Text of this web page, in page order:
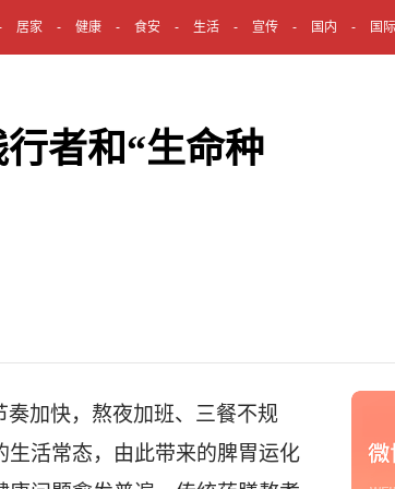
居家 健康 食安 生活 宣传 国内 国际
者和“生命种
奏加快，熬夜加班、三餐不规
生活常态，由此带来的脾胃运化